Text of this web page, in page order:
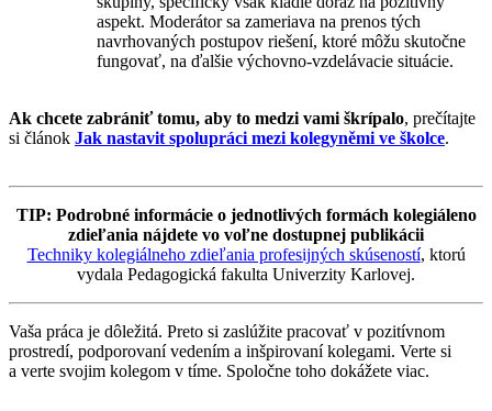
aspekt. Moderátor sa zameriava na prenos tých
navrhovaných postupov riešení, ktoré môžu skutočne
fungovať, na ďalšie výchovno-vzdelávacie situácie.
Ak chcete zabrániť tomu, aby to medzi vami škrípalo, prečítajte
si článok Jak nastavit spolupráci mezi kolegyněmi ve školce.
TIP: Podrobné informácie o jednotlivých formách kolegiáleno
zdieľania nájdete vo voľne dostupnej publikácii
Techniky kolegiálneho zdieľania profesijných skúseností, ktorú
vydala Pedagogická fakulta Univerzity Karlovej.
Vaša práca je dôležitá. Preto si zaslúžite pracovať v pozitívnom
prostredí, podporovaní vedením a inšpirovaní kolegami. Verte si
a verte svojim kolegom v tíme. Spoločne toho dokážete viac.